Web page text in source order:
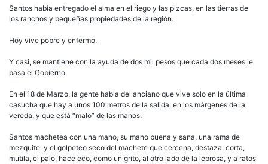
Santos había entregado el alma en el riego y las pizcas, en las tierras de
los ranchos y pequeñas propiedades de la región.
Hoy vive pobre y enfermo.
Y casi, se mantiene con la ayuda de dos mil pesos que cada dos meses le
pasa el Gobierno.
En el 18 de Marzo, la gente habla del anciano que vive solo en la última
casucha que hay a unos 100 metros de la salida, en los márgenes de la
vereda, y que está “malo” de las manos.
Santos machetea con una mano, su mano buena y sana, una rama de
mezquite, y el golpeteo seco del machete que cercena, destaza, corta,
mutila, el palo, hace eco, como un grito, al otro lado de la leprosa, y a ratos